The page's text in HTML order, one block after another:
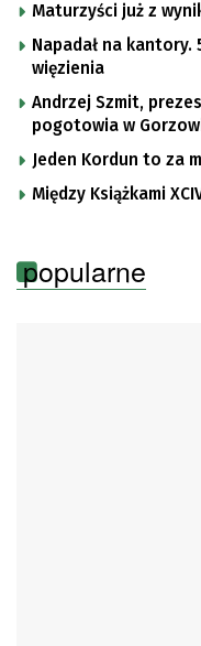
Maturzyści już z
Napadał na
więzienia
Andrzej Szmit,
pogotowia w
Jeden Kordun to za
Między Książkami
popularne